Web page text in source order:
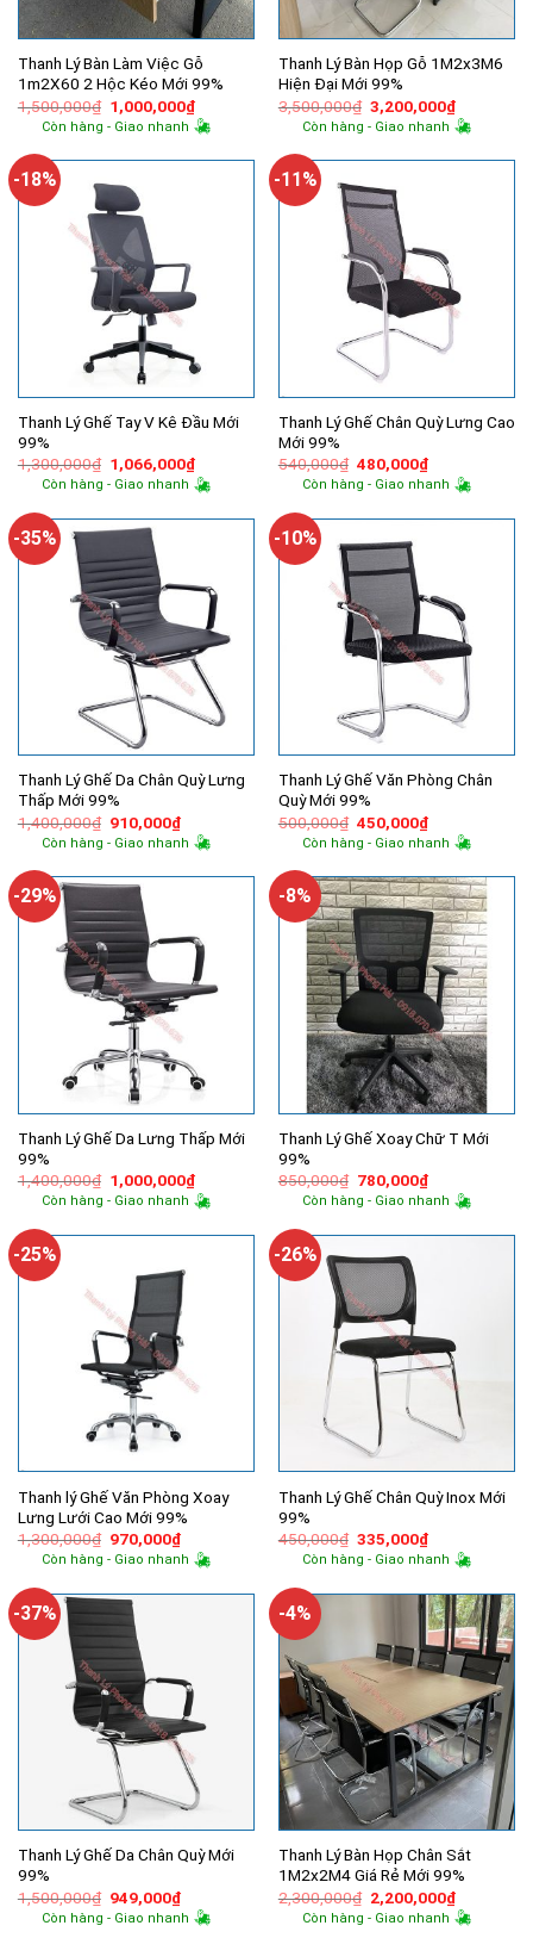
Thanh Lý Bàn Làm Việc Gỗ
1m2X60 2 Hộc Kéo Mới 99%
1,500,000₫ Giá
gốc
là:
1,000,000₫Giá
hiện
tại
1,000,000₫.
Còn hàng - Giao nhanh
Thanh Lý Bàn Họp Gỗ 1M2x3M6
Hiện Đại Mới 99%
3,500,000₫ Giá
gốc
là:
3,200,000₫Giá
hiện
tại
Còn hàng - Giao nhanh
-18%
Thanh Lý Ghế Tay V Kê Đầu Mới
99%
1,300,000₫ Giá
gốc
là:
1,066,000₫Giá
hiện
tại
1,066,000₫.
Còn hàng - Giao nhanh
-11%
Thanh Lý Ghế Chân Quỳ Lưng Cao
Mới 99%
540,000₫ Giá
gốc
là:
480,000₫Giá
hiện
tại
480,000₫.
Còn hàng - Giao nhanh
-35%
Thanh Lý Ghế Da Chân Quỳ Lưng
Thấp Mới 99%
1,400,000₫ Giá
gốc
là:
910,000₫Giá
hiện
tại
910,000₫.
Còn hàng - Giao nhanh
-10%
Thanh Lý Ghế Văn Phòng Chân
Quỳ Mới 99%
500,000₫ Giá
gốc
là:
450,000₫Giá
hiện
tại
450,000₫.
Còn hàng - Giao nhanh
-29%
Thanh Lý Ghế Da Lưng Thấp Mới
99%
1,400,000₫ Giá
gốc
là:
1,000,000₫Giá
hiện
tại
1,000,000₫.
Còn hàng - Giao nhanh
-8%
Thanh Lý Ghế Xoay Chữ T Mới
99%
850,000₫ Giá
gốc
là:
780,000₫Giá
hiện
tại
780,000₫.
Còn hàng - Giao nhanh
-25%
Thanh lý Ghế Văn Phòng Xoay
Lưng Lưới Cao Mới 99%
1,300,000₫ Giá
gốc
là:
970,000₫Giá
hiện
tại
970,000₫.
Còn hàng - Giao nhanh
-26%
Thanh Lý Ghế Chân Quỳ Inox Mới
99%
450,000₫ Giá
gốc
là:
335,000₫Giá
hiện
tại
335,000₫.
Còn hàng - Giao nhanh
-37%
Thanh Lý Ghế Da Chân Quỳ Mới
99%
1,500,000₫ Giá
gốc
là:
949,000₫Giá
hiện
tại
Còn hàng - Giao nhanh
-4%
Thanh Lý Bàn Họp Chân Sắt
1M2x2M4 Giá Rẻ Mới 99%
2,300,000₫ Giá
gốc
là:
2,200,000₫Giá
hiện
tại
Còn hàng - Giao nhanh